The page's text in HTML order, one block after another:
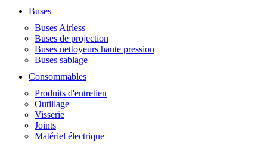
Buses
Buses Airless
Buses de projection
Buses nettoyeurs haute pression
Buses sablage
Consommables
Produits d'entretien
Outillage
Visserie
Joints
Matériel électrique